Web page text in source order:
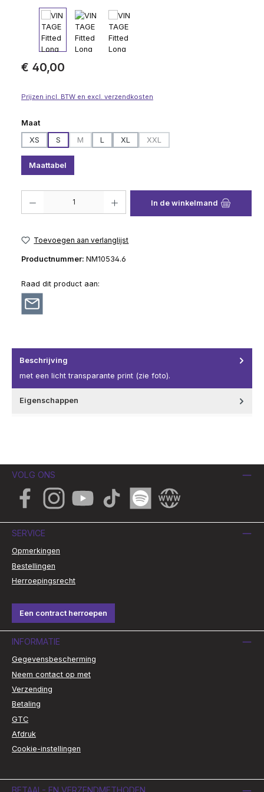
Normale prijs:
€ 40,00
Prijzen incl. BTW en excl. verzendkosten
Selecteer
Maat
XS
S M
(Deze optie is momenteel niet beschikbaar.)
L XL XXL
(Deze optie is momenteel niet
Maattabel
In de winkelmand
Toevoegen aan verlanglijst
Productnummer: NM10534.6
Raad dit product aan:
Beschrijving
met een licht transparante print (zie foto).
Eigenschappen
VOLG ONS
FacebookInstagramYouTube TikTok Spotify Website
SERVICE
Opmerkingen
Bestellingen
Herroepingsrecht
Een contract herroepen
INFORMATIE
Gegevensbescherming
Neem contact op met
Verzending
Betaling
GTC
Afdruk
Cookie-instellingen